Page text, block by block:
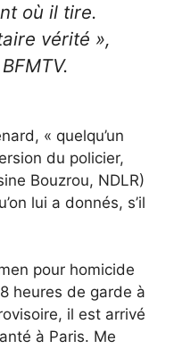
où il tire.
vérité »,
« quelqu’un
du policier,
Bouzrou, NDLR)
lui a donnés, s’il
pour homicide
heures de garde à
il est arrivé
à Paris. Me